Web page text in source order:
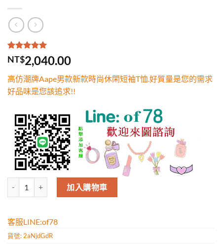
評分5.00 /
5，已有
1
位
分
NT$2,040.00
高仿潮牌Aape男款新款時尚休閑短袖T恤.好質量是您的需求
好品味是您該追求!!
高仿潮牌Aape男款新款時尚休閑短袖T恤.好質量是您的需求好品味是
加入購物車
客服LINE:of78
貨號: 2aNjdGdR